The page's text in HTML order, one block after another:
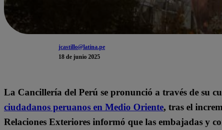
jcastillo@latina.pe
18 de junio 2025
La Cancillería del Perú se pronunció a través de su
ciudadanos peruanos en Medio Oriente, tras el
Relaciones Exteriores informó que las embajadas y